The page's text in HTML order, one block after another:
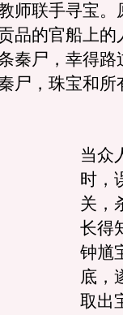
师联手寻宝。
品的官船上的
秦尸，幸得路
尸，珠宝和所
当众
时，
关，
长得
钟馗
底，
取出